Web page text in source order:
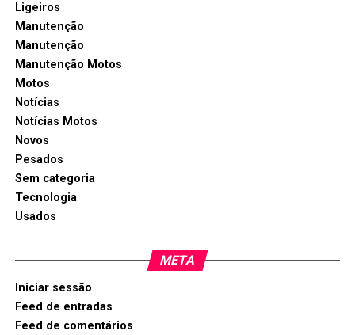
Ligeiros
Manutenção
Manutenção
Manutenção Motos
Motos
Notícias
Notícias Motos
Novos
Pesados
Sem categoria
Tecnologia
Usados
META
Iniciar sessão
Feed de entradas
Feed de comentários